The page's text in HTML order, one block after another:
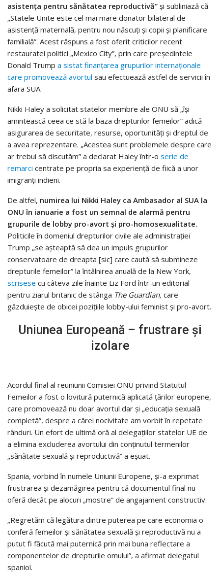
asistența pentru sănătatea reproductivă” și subliniază că
„Statele Unite este cel mai mare donator bilateral de
asistență maternală, pentru nou născuți și copii și planificare
familială”. Acest răspuns a fost oferit criticilor recent
restauratei politici „Mexico City”, prin care președintele
Donald Trump a sistat finanțarea grupurilor internaționale
care promovează avortul sau efectuează astfel de servicii în
afara SUA.
Nikki Haley a solicitat statelor membre ale ONU să „își
amintească ceea ce stă la baza drepturilor femeilor” adică
asigurarea de securitate, resurse, oportunități și dreptul de
a avea reprezentare. „Acestea sunt problemele despre care
ar trebui să discutăm” a declarat Haley într-o serie de
remarci centrate pe propria sa experiență de fiică a unor
imigranți indieni.
De altfel, numirea lui Nikki Haley ca Ambasador al SUA la
ONU în ianuarie a fost un semnal de alarmă pentru
grupurile de lobby pro-avort și pro-homosexualitate.
Politicile în domeniul drepturilor civile ale administrației
Trump „se așteaptă să dea un impuls grupurilor
conservatoare de dreapta [sic] care caută să submineze
drepturile femeilor” la întâlnirea anuală de la New York,
scrisese cu câteva zile înainte Liz Ford într-un editorial
pentru ziarul britanic de stânga The Guardian, care
găzduiește de obicei pozițiile lobby-ului feminist și pro-avort.
Uniunea Europeană – frustrare și
izolare
Acordul final al reuniunii Comisiei ONU privind Statutul
Femeilor a fost o lovitură puternică aplicată țărilor europene,
care promovează nu doar avortul dar și „educația sexuală
completă”, despre a cărei nocivitate am vorbit în repetate
rânduri. Un efort de ultimă oră al delegațiilor statelor UE de
a elimina excluderea avortului din conținutul termenilor
„sănătate sexuală și reproductivă” a eșuat.
Spania, vorbind în numele Uniunii Europene, și-a exprimat
frustrarea și dezamăgirea pentru că documentul final nu
oferă decât pe alocuri „mostre” de angajament constructiv:
„Regretăm că legătura dintre puterea pe care economia o
conferă femeilor și sănătatea sexuală și reproductivă nu a
putut fi făcută mai puternică prin mai buna reflectare a
componentelor de drepturile omului”, a afirmat delegatul
spaniol.